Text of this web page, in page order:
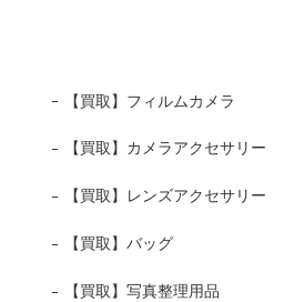
【買取】フィルムカメラ
【買取】カメラアクセサリー
【買取】レンズアクセサリー
【買取】バッグ
【買取】写真整理用品